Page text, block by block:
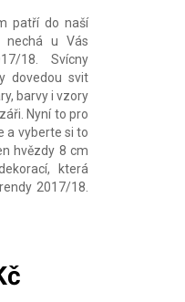
patří do naší
nechá u Vás
18. Svícny
dovedou svit
barvy i vzory
Nyní to pro
a vyberte si to
hvězdy 8 cm
která
2017/18.